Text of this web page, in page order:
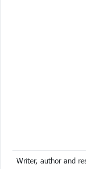
Writer, author and